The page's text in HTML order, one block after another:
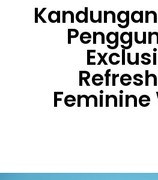
Feminine